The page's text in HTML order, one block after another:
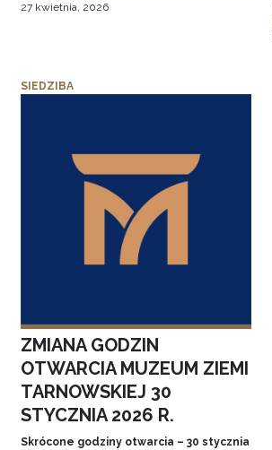
27 kwietnia, 2026
SIEDZIBA
ZMIANA GODZIN
OTWARCIA MUZEUM ZIEMI
TARNOWSKIEJ 30
STYCZNIA 2026 R.
Skrócone godziny otwarcia – 30 stycznia